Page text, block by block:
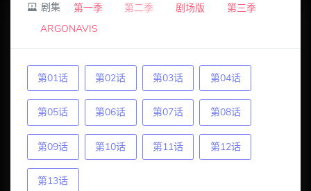
剧集 第一季 第二季 剧场版
第三季
ARGONAVIS
第01话 第02话 第03话 第04话
第05话 第06话 第07话 第08话
第09话 第10话 第11话 第12话
第13话